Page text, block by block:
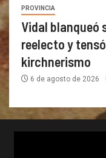
PROVINCIA
Vidal blanqueó
reelecto y
kirchnerismo
6 de agosto de 2026